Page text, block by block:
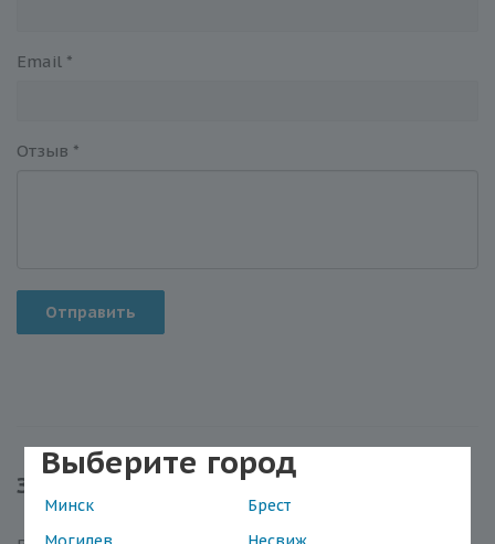
Выберите город
Минск
Брест
Email *
Отзыв *
Отправить
Задать вопрос